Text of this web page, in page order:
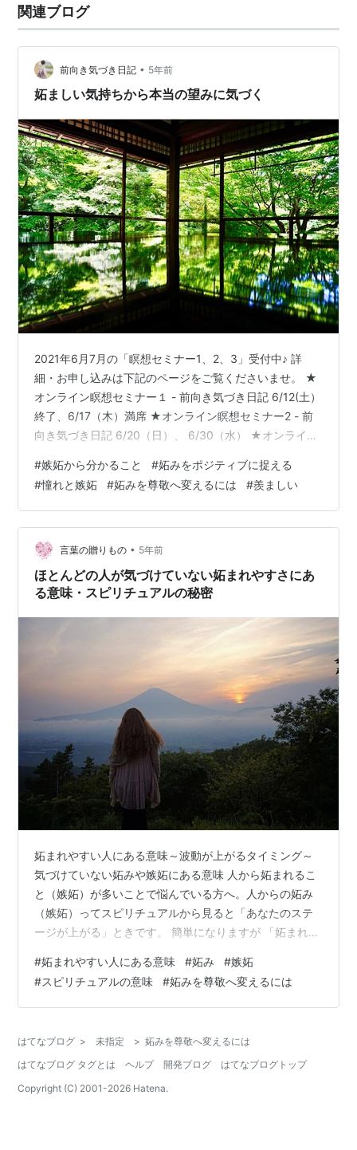
関連ブログ
前向き気づき日記 • 5年前
妬ましい気持ちから本当の望みに気づく
2021年6月7月の「瞑想セミナー1、2、3」受付中♪ 詳
細・お申し込みは下記のページをご覧くださいませ。 ★
オンライン瞑想セミナー１ - 前向き気づき日記 6/12(土）
終了、6/17（木）満席 ★オンライン瞑想セミナー2 - 前
向き気づき日記 6/20（日）、 6/30（水） ★オンライン
7/11（日） どのセミナーも瞑想がまだ全然できない方で
も大丈夫です。 お気軽にご参加ください(^^) ＊1から順に
受講してください。 123それぞれの内容の紹介 ↓ 瞑想の
効果と大切さ - 前向き気づき日記 今日も朝から爽やかな
空気が心地よい一日で…
#嫉妬から分かること #妬みをポジティブに捉える
#憧れと嫉妬 #妬みを尊敬へ変えるには #羨ましい
言葉の贈りもの • 5年前
ほとんどの人が気づけていない妬まれやすさにあ
る意味・スピリチュアルの秘密
妬まれやすい人にある意味～波動が上がるタイミング～
気づけていない妬みや嫉妬にある意味 人から妬まれるこ
と（嫉妬）が多いことで悩んでいる方へ。人からの妬み
（嫉妬）ってスピリチュアルから見ると「あなたのステ
ージが上がる」ときです。 簡単になりますが 「妬まれる
意味を。 もう悩まないで「あなたらしく」いてくださ
い。 妬まれやすい人にある意味～波動が上がるタイミン
グ～ 妬まれる（嫉妬）にある意味 妬みを尊敬へ変える
ステップアップ 人から妬まれたるときって… そのときの
あなたにある「そのことに…
#妬まれやすい人にある意味 #妬み #嫉妬
#スピリチュアルの意味 #妬みを尊敬へ変えるには
はてなブログ > 未指定 > 妬みを尊敬へ変えるには
はてなブログ タグとは
ヘルプ 開発ブログ
はてなブログトップ
Copyright (C) 2001-2026 Hatena.